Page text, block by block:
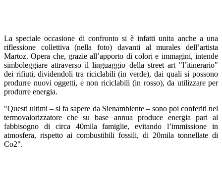
La speciale occasione di confronto si è infatti unita anche a una
riflessione collettiva (nella foto) davanti al murales dell’artista
Martoz. Opera che, grazie all’apporto di colori e immagini, intende
simboleggiare attraverso il linguaggio della street art "l’itinerario"
dei rifiuti, dividendoli tra riciclabili (in verde), dai quali si possono
produrre nuovi oggetti, e non riciclabili (in rosso), da utilizzare per
produrre energia.
"Questi ultimi – si fa sapere da Sienambiente – sono poi conferiti nel
termovalorizzatore che su base annua produce energia pari al
fabbisogno di circa 40mila famiglie, evitando l’immissione in
atmosfera, rispetto ai combustibili fossili, di 20mila tonnellate di
Co2".